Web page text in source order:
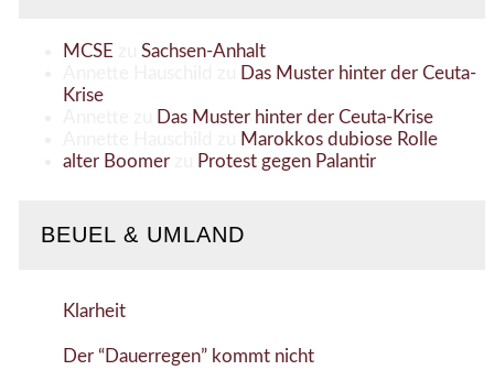
MCSE
Sachsen-Anhalt
Das Muster hinter der Ceuta-
Krise
Das Muster hinter der Ceuta-Krise
Marokkos dubiose Rolle
alter Boomerzu Protest gegen Palantir
BEUEL & UMLAND
Klarheit
Der “Dauerregen” kommt nicht